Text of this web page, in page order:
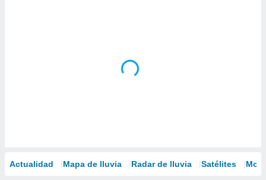
Actualidad Mapa de lluvia Radar de lluvia Satélites